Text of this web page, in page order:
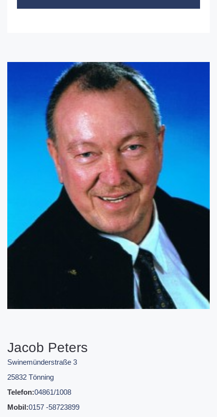
Jacob Peters
Swinemünderstraße 3
25832 Tönning
Telefon:04861/1008
Mobil:0157 -58723899